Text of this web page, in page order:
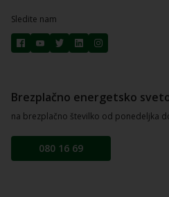
Sledite nam
Brezplačno energetsko
na brezplačno številko od ponedeljka
080 16 69